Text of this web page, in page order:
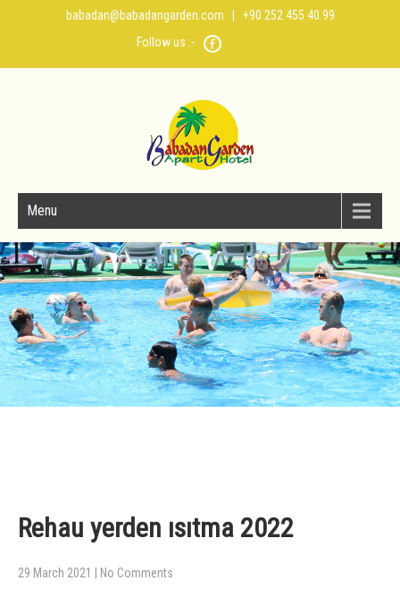
babadan@babadangarden.com | +90 252 455 40 99
Follow us :-
Menu
Rehau yerden ısıtma 2022
29 March 2021 No Comments